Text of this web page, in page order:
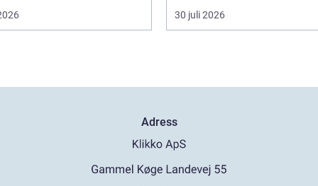
30 juli 2026
Adress